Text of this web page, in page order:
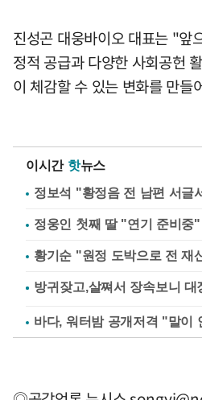
진성곤 대웅바이오 대표는 "앞
정적 공급과 다양한 사회공헌
이 체감할 수 있는 변화를 만들
이시간 핫뉴스
정보석 "황정음 전 남편 서
정웅인 첫째 딸 "연기 준비중
황기순 "원정 도박으로 전 재
바다, 워터밤 공개저격 "말이